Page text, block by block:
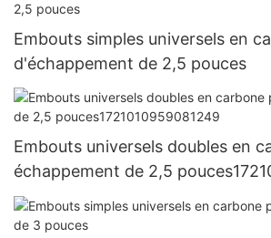
Embouts simples universels en
d'échappement de 2,5 pouces
Embouts universels doubles en
échappement de 2,5